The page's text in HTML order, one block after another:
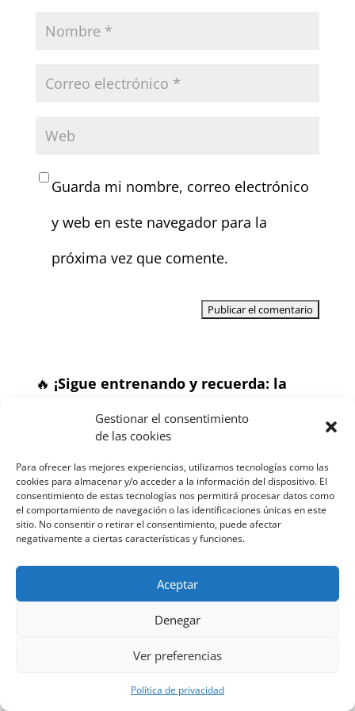
Gestionar el consentimiento
de las cookies
Para ofrecer las mejores experiencias, utilizamos tecnologías como las
cookies para almacenar y/o acceder a la información del dispositivo. El
consentimiento de estas tecnologías nos permitirá procesar datos como
el comportamiento de navegación o las identificaciones únicas en este
sitio. No consentir o retirar el consentimiento, puede afectar
negativamente a ciertas características y funciones.
Aceptar
Denegar
Ver preferencias
Política de privacidad
Guarda mi nombre, correo electrónico
y web en este navegador para la
próxima vez que comente.
🔥 ¡Sigue entrenando y recuerda: la
disciplina vence al talento cuando el
Foto: https://wallpapers.com/wallpapers/mike-tyson-4k-
holding-cash-6sdifnx18qdeldsj.html
Última actualización el 2026-07-30 / Enlaces de afiliados /
Imágenes de la API para Afiliados
Articulos
relacionados